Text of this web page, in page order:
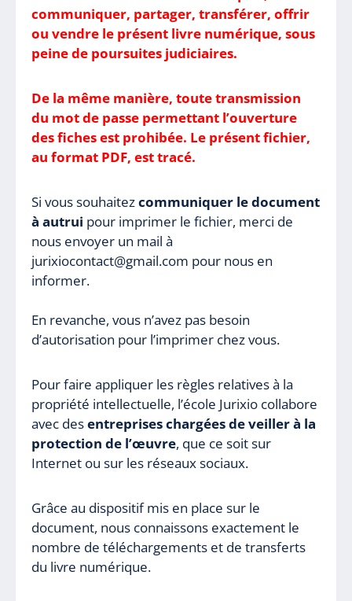
communiquer, partager, transférer, offrir
ou vendre le présent livre numérique, sous
peine de poursuites judiciaires.
De la même manière, toute transmission
du mot de passe permettant l’ouverture
des fiches est prohibée. Le présent fichier,
au format PDF, est tracé.
Si vous souhaitezcommuniquer le document
à autrui pour imprimer le fichier, merci de
nous envoyer un mail à
jurixiocontact@gmail.com pour nous en
informer.
En revanche, vous n’avez pas besoin
d’autorisation pour l’imprimer chez vous.
Pour faire appliquer les règles relatives à la
propriété intellectuelle, l’école Jurixio collabore
avec desentreprises chargées de veiller à la
protection de l’œuvre, que ce soit sur
Internet ou sur les réseaux sociaux.
Grâce au dispositif mis en place sur le
document, nous connaissons exactement le
nombre de téléchargements et de transferts
du livre numérique.